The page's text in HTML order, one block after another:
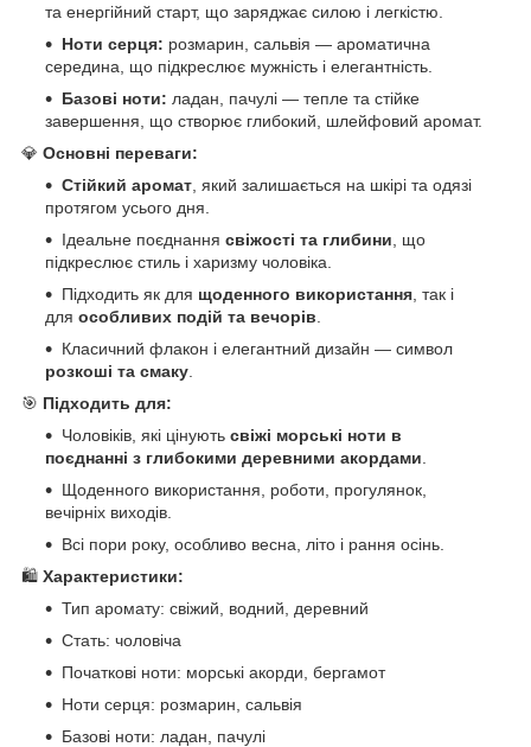
та енергійний старт, що заряджає силою і легкістю.
Ноти серця: розмарин, сальвія — ароматична
середина, що підкреслює мужність і елегантність.
Базові ноти: ладан, пачулі — тепле та стійке
завершення, що створює глибокий, шлейфовий аромат.
💎 Основні переваги:
Стійкий аромат , який залишається на шкірі та одязі
протягом усього дня.
Ідеальне поєднання свіжості та глибини , що
підкреслює стиль і харизму чоловіка.
Підходить як для щоденного використання , так і
для особливих подій та вечорів
Класичний флакон і елегантний дизайн — символ
розкоші та смаку
🎯 Підходить для:
Чоловіків, які цінують свіжі морські ноти в
поєднанні з глибокими деревними акордами
Щоденного використання, роботи, прогулянок,
вечірніх виходів.
Всі пори року, особливо весна, літо і рання осінь.
🛍️ Характеристики:
Тип аромату: свіжий, водний, деревний
Стать: чоловіча
Початкові ноти: морські акорди, бергамот
Ноти серця: розмарин, сальвія
Базові ноти: ладан, пачулі